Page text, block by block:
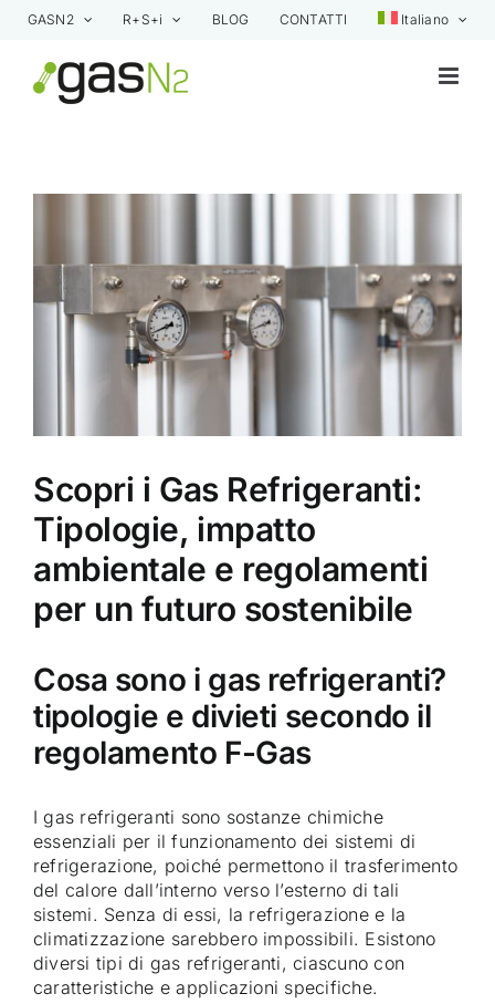
Skip
content
GASN2 R+S+i BLOG CONTATTI Italiano
Scopri i Gas Refrigeranti:
Tipologie, impatto
ambientale e regolamenti
per un futuro sostenibile
Cosa sono i gas refrigeranti?
tipologie e divieti secondo il
regolamento F-Gas
I gas refrigeranti sono sostanze chimiche
essenziali per il funzionamento dei sistemi di
refrigerazione, poiché permettono il trasferimento
del calore dall’interno verso l’esterno di tali
sistemi. Senza di essi, la refrigerazione e la
climatizzazione sarebbero impossibili. Esistono
diversi tipi di gas refrigeranti, ciascuno con
caratteristiche e applicazioni specifiche.